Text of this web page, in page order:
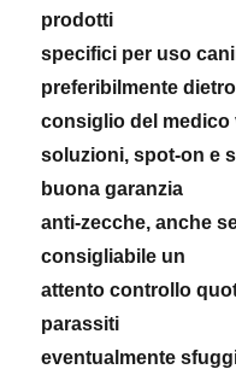
prodotti
specifici per uso
preferibilmente dietro
consiglio del
soluzioni, spot-on e
buona garanzia
anti-zecche, anche
consigliabile un
attento controllo
parassiti
eventualmente